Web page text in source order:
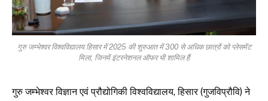
गुरु जम्भेश्वर विश्वविद्यालय हिसार में 2025 की शुरुआत में 300 से अधिक छात्रों को प्लेसमेंट
मिला, जिनमें इंटरनेशनल ऑफर भी शामिल हैं
गुरु जम्भेश्वर विज्ञान एवं प्रौद्योगिकी विश्वविद्यालय, हिसार (गुजविप्रौवि) ने